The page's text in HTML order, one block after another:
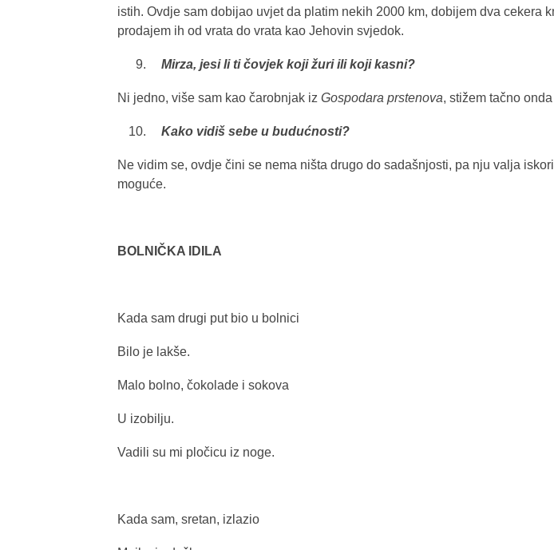
istih. Ovdje sam dobijao uvjet da platim nekih 2000 km, dobijem dva cekera
prodajem ih od vrata do vrata kao Jehovin svjedok.
Mirza, jesi li ti čovjek koji žuri ili koji kasni?
Ni jedno, više sam kao čarobnjak iz Gospodara prstenova, stižem tačno
Kako vidiš sebe u budućnosti?
Ne vidim se, ovdje čini se nema ništa drugo do sadašnjosti, pa nju valja
moguće.
BOLNIČKA IDILA
Kada sam drugi put bio u bolnici
Bilo je lakše.
Malo bolno, čokolade i sokova
U izobilju.
Vadili su mi pločicu iz noge.
Kada sam, sretan, izlazio